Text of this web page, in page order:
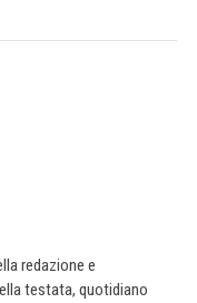
redazione e
testata, quotidiano